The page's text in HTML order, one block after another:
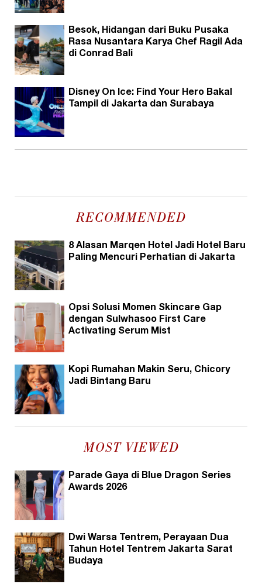
Besok, Hidangan dari Buku Pusaka
Rasa Nusantara Karya Chef Ragil Ada
di Conrad Bali
Disney On Ice: Find Your Hero Bakal
Tampil di Jakarta dan Surabaya
RECOMMENDED
8 Alasan Marqen Hotel Jadi Hotel Baru
Paling Mencuri Perhatian di Jakarta
Opsi Solusi Momen Skincare Gap
dengan Sulwhasoo First Care
Activating Serum Mist
Kopi Rumahan Makin Seru, Chicory
Jadi Bintang Baru
MOST VIEWED
Parade Gaya di Blue Dragon Series
Awards 2026
Dwi Warsa Tentrem, Perayaan Dua
Tahun Hotel Tentrem Jakarta Sarat
Budaya